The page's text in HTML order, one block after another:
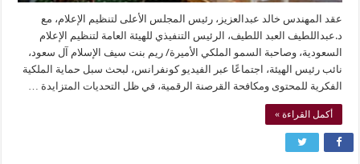
عقد المهندس خالد عبدالعزيز، رئيس المجلس الأعلى لتنظيم الإعلام، مع
د.عبداللطيف العبد اللطيف، الرئيس التنفيذي للهيئة العامة لتنظيم الإعلام
السعودية، وصاحبة السمو الملكي الأميرة/ ريم بنت سيف الإسلام آل سعود،
نائب رئيس الهيئة، اجتماعًا عبر الفيديو كونفرانس، لبحث سبل حماية الملكية
الفكرية للمحتوى ومكافحة القرصنة الرقمية، في ظل التحديات المتزايدة …
أكمل القراءة »